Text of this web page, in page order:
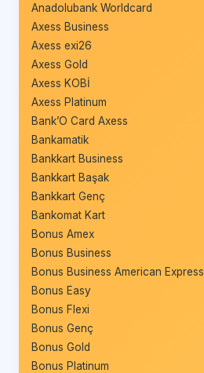
Anadolubank Worldcard
Axess Business
Axess exi26
Axess Gold
Axess KOBİ
Axess Platinum
Bank’O Card Axess
Bankamatik
Bankkart Business
Bankkart Başak
Bankkart Genç
Bankomat Kart
Bonus Amex
Bonus Business
Bonus Business American Express
Bonus Easy
Bonus Flexi
Bonus Genç
Bonus Gold
Bonus Platinum